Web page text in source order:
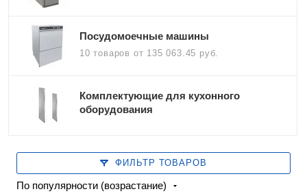
Посудомоечные машины
10 товаров от 135 063.45 руб.
Комплектующие для кухонного
оборудования
ФИЛЬТР ТОВАРОВ
По популярности (возрастание)